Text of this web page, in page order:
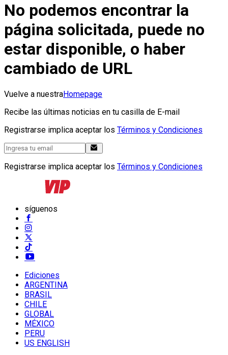
No podemos encontrar la
página solicitada, puede no
estar disponible, o haber
cambiado de URL
Vuelve a nuestraHomepage
Recibe las últimas noticias en tu casilla de E-mail
Registrarse implica aceptar los Términos y Condiciones
Registrarse implica aceptar los Términos y Condiciones
síguenos
Ediciones
ARGENTINA
BRASIL
CHILE
GLOBAL
MÉXICO
PERU
US ENGLISH